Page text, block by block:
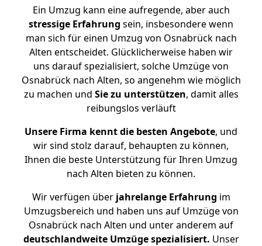
Ein Umzug kann eine aufregende, aber auch
stressige Erfahrung sein, insbesondere wenn
man sich für einen Umzug von Osnabrück nach
Alten entscheidet. Glücklicherweise haben wir
uns darauf spezialisiert, solche Umzüge von
Osnabrück nach Alten, so angenehm wie möglich
zu machen und Sie zu unterstützen, damit alles
reibungslos verläuft
Unsere Firma kennt die besten Angebote, und
wir sind stolz darauf, behaupten zu können,
Ihnen die beste Unterstützung für Ihren Umzug
nach Alten bieten zu können.
Wir verfügen überjahrelange Erfahrung im
Umzugsbereich und haben uns auf Umzüge von
Osnabrück nach Alten und unter anderem auf
deutschlandweite Umzüge spezialisiert. Unser